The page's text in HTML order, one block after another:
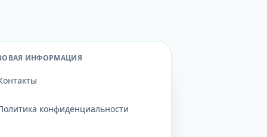
ИНФОРМАЦИЯ
конфиденциальности